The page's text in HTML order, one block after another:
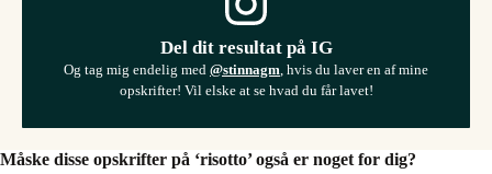
Del dit resultat på IG
Og tag mig endelig med @stinnagm , hvis du laver en af mine
opskrifter! Vil elske at se hvad du får lavet!
Måske disse opskrifter på ‘risotto’ også er noget for dig?